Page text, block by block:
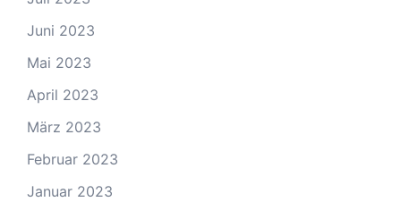
Juni 2023
Mai 2023
April 2023
März 2023
Februar 2023
Januar 2023